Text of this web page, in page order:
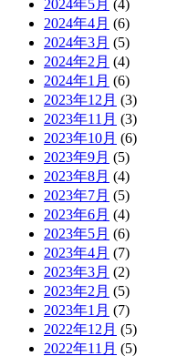
2024年5月 (4)
2024年4月 (6)
2024年3月 (5)
2024年2月 (4)
2024年1月 (6)
2023年12月 (3)
2023年11月 (3)
2023年10月 (6)
2023年9月 (5)
2023年8月 (4)
2023年7月 (5)
2023年6月 (4)
2023年5月 (6)
2023年4月 (7)
2023年3月 (2)
2023年2月 (5)
2023年1月 (7)
2022年12月 (5)
2022年11月 (5)